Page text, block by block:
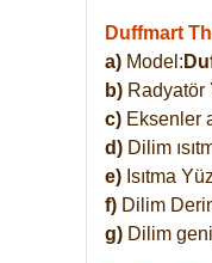
Duffmart
a) Model:
b) Radyatör
c) Eksenler
d) Dilim
e) Isıtma
f) Dilim
g) Dilim